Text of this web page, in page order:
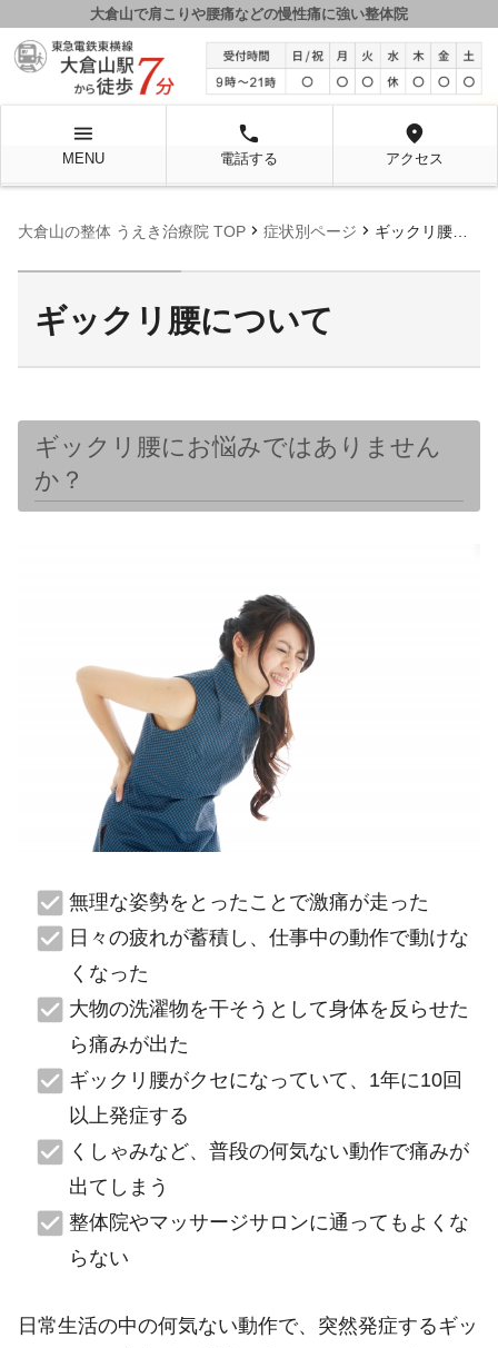
大倉山で肩こりや腰痛などの慢性痛に強い整体院
menu
MENU
local_phone
電話する
location_on
アクセス
大倉山の整体 うえき治療院 TOP chevron_right 症状別ページ chevron_right ギックリ腰について
ギックリ腰について
ギックリ腰にお悩みではありません
か？
無理な姿勢をとったことで激痛が走った
日々の疲れが蓄積し、仕事中の動作で動けな
くなった
大物の洗濯物を干そうとして身体を反らせた
ら痛みが出た
ギックリ腰がクセになっていて、1年に10回
以上発症する
くしゃみなど、普段の何気ない動作で痛みが
出てしまう
整体院やマッサージサロンに通ってもよくな
らない
日常生活の中の何気ない動作で、突然発症するギッ